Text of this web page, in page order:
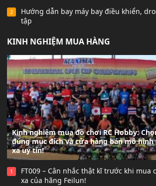
2
Hướng dẫn bay máy bay điều khiển,
tập
KINH NGHIỆM MUA HÀNG
Kinh nghiệm mua đồ chơi RC Hobby:
đúng mục đích và cửa hàng bán mô
xa uy tín!
1
FT009 – Cân nhắc thật kĩ trước khi mua
xa của hãng Feilun!